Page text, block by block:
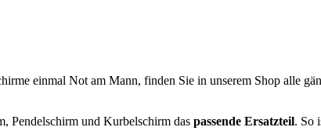
einmal Not am Mann, finden Sie in unserem Shop alle
Pendelschirm und Kurbelschirm das passende Ersatzteil. So